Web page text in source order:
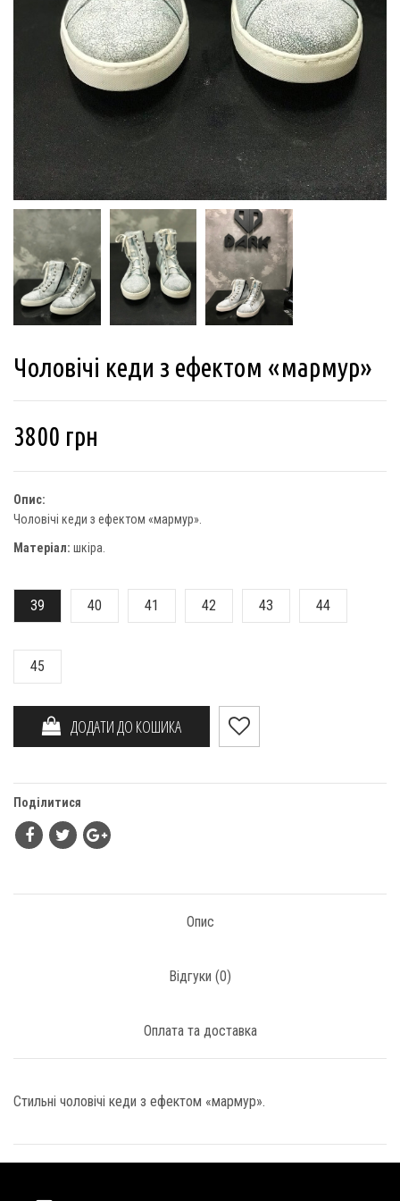
Чоловічі кеди з ефектом «мармур»
3800 грн
Опис:
Чоловічі кеди з ефектом «мармур».
Матеріал: шкіра.
39 40 41 42 43 44
45
ДОДАТИ ДО КОШИКА
Поділитися
Опис
Відгуки (0)
Оплата та доставка
Стильні чоловічі кеди з ефектом «мармур».